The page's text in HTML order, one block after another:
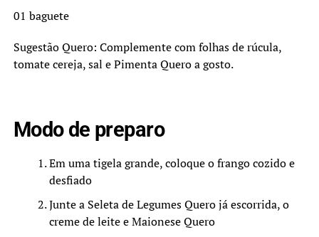
01 baguete
Sugestão Quero: Complemente com folhas de rúcula,
tomate cereja, sal e Pimenta Quero a gosto.
Modo de preparo
Em uma tigela grande, coloque o frango cozido e
desfiado
Junte a Seleta de Legumes Quero já escorrida, o
creme de leite e Maionese Quero